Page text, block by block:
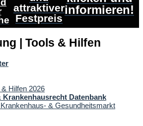
attraktiver
Festpreis
informieren!
| Tools & Hilfen
Hilfen 2026
Krankenhausrecht Datenbank
& Gesundheitsmarkt